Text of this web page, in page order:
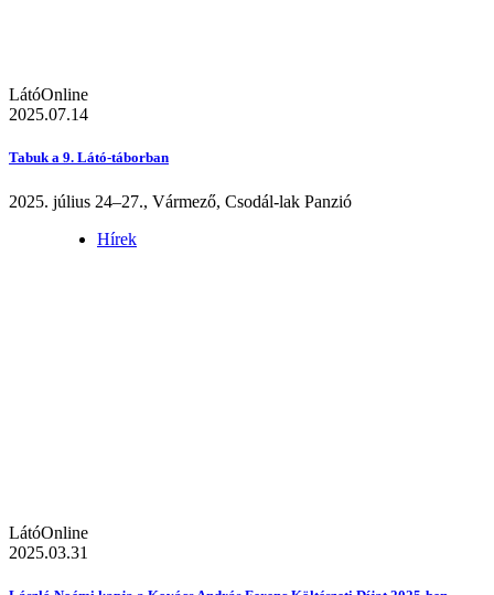
LátóOnline
2025.07.14
Tabuk a 9. Látó-táborban
2025. július 24–27., Vármező, Csodál-lak Panzió
Hírek
LátóOnline
2025.03.31